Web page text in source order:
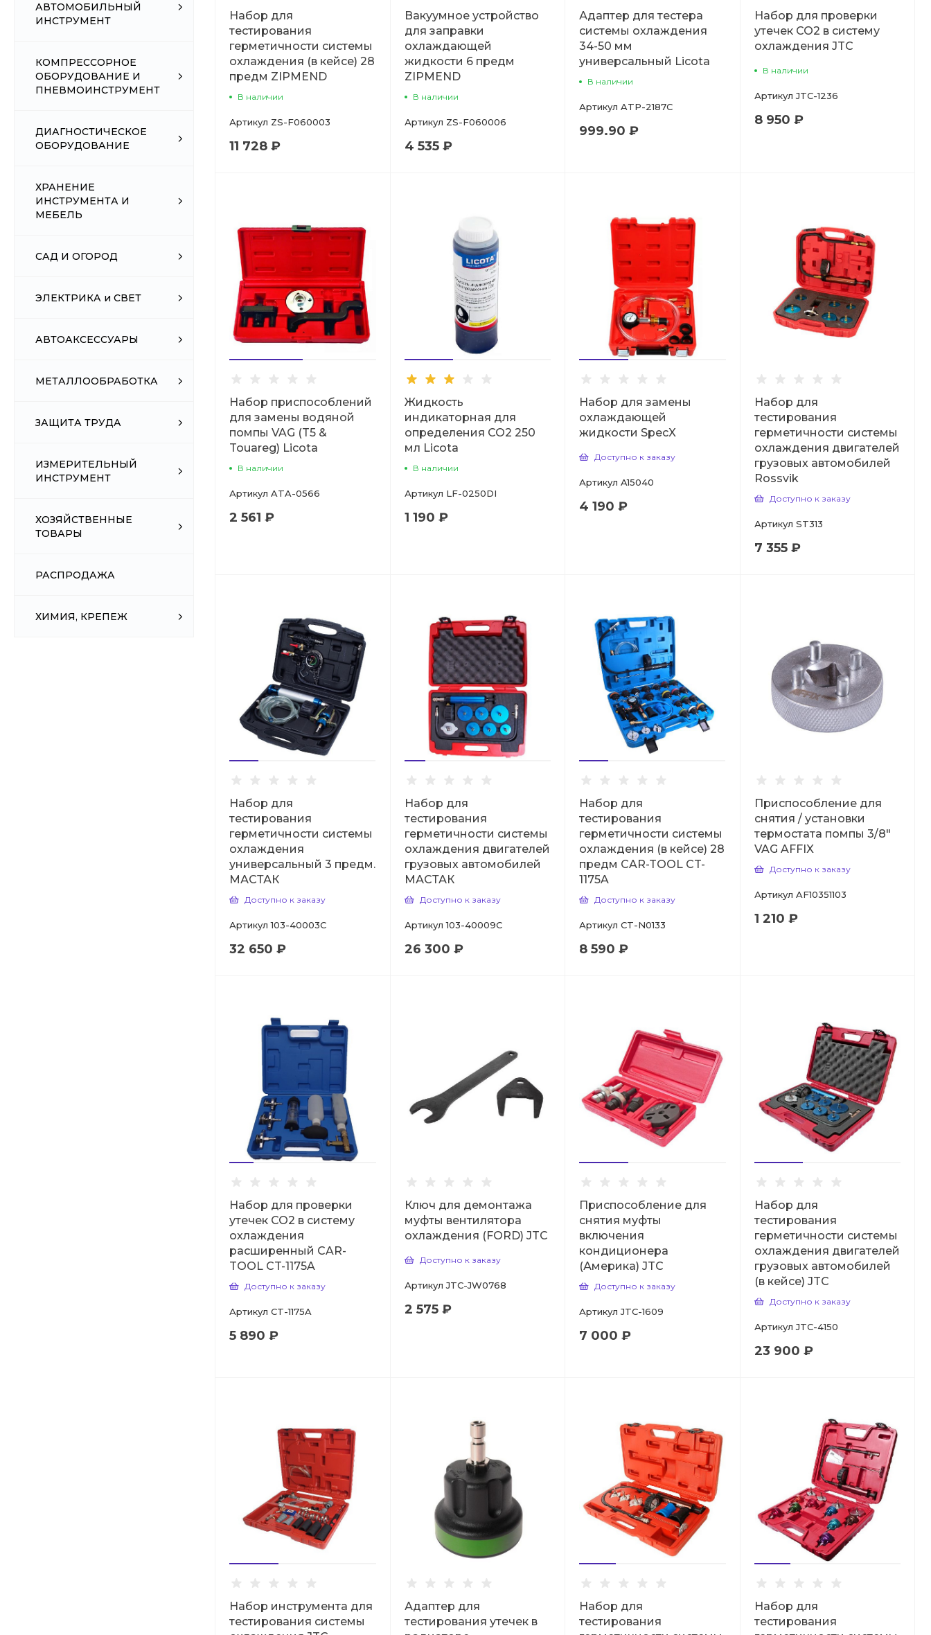
АВТОМОБИЛЬНЫЙ
ИНСТРУМЕНТ
КОМПРЕССОРНОЕ
ОБОРУДОВАНИЕ И
ПНЕВМОИНСТРУМЕНТ
ДИАГНОСТИЧЕСКОЕ
ОБОРУДОВАНИЕ
ХРАНЕНИЕ
ИНСТРУМЕНТА И
МЕБЕЛЬ
САД И ОГОРОД
ЭЛЕКТРИКА и СВЕТ
АВТОАКСЕССУАРЫ
МЕТАЛЛООБРАБОТКА
ЗАЩИТА ТРУДА
ИЗМЕРИТЕЛЬНЫЙ
ИНСТРУМЕНТ
ХОЗЯЙСТВЕННЫЕ
ТОВАРЫ
РАСПРОДАЖА
ХИМИЯ, КРЕПЕЖ
Набор для
тестирования
герметичности системы
охлаждения (в кейсе) 28
предм ZIPMEND
В наличии
Артикул ZS-F060003
11 728 ₽
Вакуумное устройство
для заправки
охлаждающей
жидкости 6 предм
ZIPMEND
В наличии
Артикул ZS-F060006
4 535 ₽
Адаптер для тестера
системы охлаждения
34-50 мм
универсальный Licota
В наличии
Артикул ATP-2187C
999.90 ₽
Набор для проверки
утечек CO2 в систему
охлаждения JTC
В наличии
Артикул JTC-1236
8 950 ₽
Набор приспособлений
для замены водяной
помпы VAG (T5 &
Touareg) Licota
В наличии
Артикул ATA-0566
2 561 ₽
Жидкость
индикаторная для
определения CO2 250
мл Licota
В наличии
Артикул LF-0250DI
1 190 ₽
Набор для замены
охлаждающей
жидкости SpecX
Доступно к заказу
Артикул A15040
4 190 ₽
Набор для
тестирования
герметичности системы
охлаждения двигателей
грузовых автомобилей
Rossvik
Доступно к заказу
Артикул ST313
7 355 ₽
Набор для
тестирования
герметичности системы
охлаждения
универсальный 3 предм.
МАСТАК
Доступно к заказу
Артикул 103-40003C
32 650 ₽
Набор для
тестирования
герметичности системы
охлаждения двигателей
грузовых автомобилей
МАСТАК
Доступно к заказу
Артикул 103-40009C
26 300 ₽
Набор для
тестирования
герметичности системы
охлаждения (в кейсе) 28
предм CAR-TOOL CT-
1175A
Доступно к заказу
Артикул CT-N0133
8 590 ₽
Приспособление для
снятия / установки
термостата помпы 3/8"
VAG AFFIX
Доступно к заказу
Артикул AF10351103
1 210 ₽
Набор для проверки
утечек CO2 в систему
охлаждения
расширенный CAR-
TOOL CT-1175A
Доступно к заказу
Артикул CT-1175A
5 890 ₽
Ключ для демонтажа
муфты вентилятора
охлаждения (FORD) JTC
Доступно к заказу
Артикул JTC-JW0768
2 575 ₽
Приспособление для
снятия муфты
включения
кондиционера
(Америка) JTC
Доступно к заказу
Артикул JTC-1609
7 000 ₽
Набор для
тестирования
герметичности системы
охлаждения двигателей
грузовых автомобилей
(в кейсе) JTC
Доступно к заказу
Артикул JTC-4150
23 900 ₽
Набор инструмента для
тестирования системы
Адаптер для
тестирования утечек в
Набор для
тестирования
Набор для
тестирования